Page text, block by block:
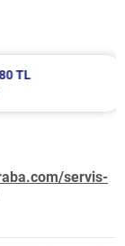
TL
servis-